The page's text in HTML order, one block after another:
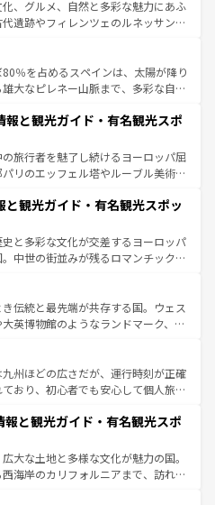
、グルメ、自然と多彩な魅力にあふ
代遺跡やフィレンツェのルネッサンス
しい田園風景やアマルフィ海岸の絶
逃せない。観光の合間には、本場の
品のイタリア料理を堪能することも
で、忘れられない旅をしてみよう！
情報は
％を占めるスペインは、太陽が降り
大なピレネー山脈まで、多彩な自然
は、情熱的なフラメンコ、熱気あふ
しいタパスが生活の一部となってい
洗練された雰囲気や、バルセロナの
ら、地方では古代ローマ遺跡や中世
土や気候が異なるスペインはその個
してほしい。
報と観光ガイド・有名観光スポ
旅行者を魅了し続けるヨーロッパ屈
リのエッフェル塔やルーブル美術館
っている。華麗な宮殿、歴史的な大
そして豊かな自然が、訪れる者を心
フランスは美食の国としても知ら
ネスコ無形文化遺産にも登録されて
など、多彩な楽しみ方が可能だ。さ
域にも魅力が溢れており、どの街角に
息づいている。パリ以外の個性あふ
と観光ガイド・有名観光スポッ
と多彩な文化が交差するヨーロッパ
中世の街並みが残るロマンチック街
こを歩いても飽きることがない。ベ
バイエルン州のアルプスの絶景、そ
イン畑といった風景は必見。ビール
験してほしい。 なお、新着の
ンツ一覧を参照してほしい。
伝統と最先端が共存する国。ウェス
英博物館のようなランドマーク、歴
がある。また、優雅なアフタヌーン
はたまらない英国パブ、サッカー観
そできる体験も豊富。イギリスを旅
しい。
州ほどの広さだが、運行時刻が正確
おり、初心者でも安心して個人旅行
町や、スイスならではのユニークな
ス観光だけでなく町歩きも満喫する
所得が高いため物価も高いが、旅行
のサービスもあり、うまく活用すれ
報と観光ガイド・有名観光スポ
大な土地と多様な文化が魅力の国。
海岸のカリフォルニアまで、訪れる